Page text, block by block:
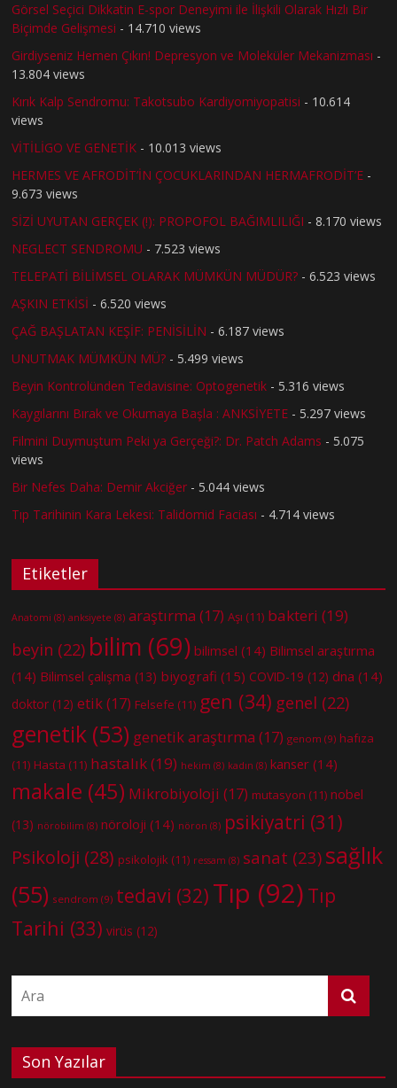
Görsel Seçici Dikkatin E-spor Deneyimi ile İlişkili Olarak Hızlı Bir
Biçimde Gelişmesi - 14.710 views
Girdiyseniz Hemen Çıkın! Depresyon ve Moleküler Mekanizması -
13.804 views
Kırık Kalp Sendromu: Takotsubo Kardiyomiyopatisi - 10.614
views
VİTİLİGO VE GENETİK - 10.013 views
HERMES VE AFRODİT’İN ÇOCUKLARINDAN HERMAFRODİT’E -
9.673 views
SİZİ UYUTAN GERÇEK (!): PROPOFOL BAĞIMLILIĞI - 8.170 views
NEGLECT SENDROMU - 7.523 views
TELEPATİ BİLİMSEL OLARAK MÜMKÜN MÜDÜR? - 6.523 views
AŞKIN ETKİSİ - 6.520 views
ÇAĞ BAŞLATAN KEŞİF: PENİSİLİN - 6.187 views
UNUTMAK MÜMKÜN MÜ? - 5.499 views
Beyin Kontrolünden Tedavisine: Optogenetik - 5.316 views
Kaygılarını Bırak ve Okumaya Başla : ANKSİYETE - 5.297 views
Filmini Duymuştum Peki ya Gerçeği?: Dr. Patch Adams - 5.075
views
Bir Nefes Daha: Demir Akciğer - 5.044 views
Tıp Tarihinin Kara Lekesi: Talidomid Faciası - 4.714 views
Etiketler
Anatomi (8) anksiyete (8) araştırma (17) Aşı (11) bakteri (19)
beyin (22) bilim (69) bilimsel (14) Bilimsel araştırma
(14) Bilimsel çalışma (13) biyografi (15) COVID-19 (12) dna (14)
doktor (12) etik(17) Felsefe (11) gen (34) genel (22)
genetik (53) genetik araştırma (17) genom (9) hafıza
(11) Hasta (11) hastalık(19) hekim (8) kadın (8) kanser (14)
makale (45) Mikrobiyoloji (17) mutasyon (11) nobel
(13) nörobilim (8) nöroloji (14) nöron (8) psikiyatri (31)
Psikoloji (28) psikolojik (11) ressam (8) sanat (23) sağlık
(55) sendrom (9) tedavi (32) Tıp (92) Tıp
Tarihi (33) virüs (12)
Son Yazılar